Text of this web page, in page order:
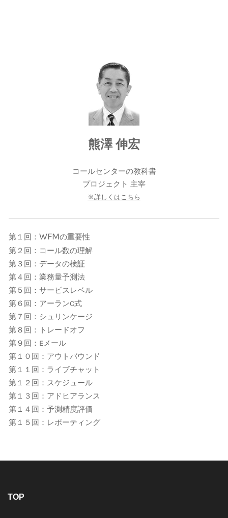
熊澤 伸宏
コールセンターの教科書
​プロジェクト 主宰
※詳しくはこちら
第１回： WFMの重要性
第２回：コール数の理解
第３回：データの検証
第４回：業務量予測法
第５回：サービスレベル
第６回：アーランC式
第７回：シュリンケージ
第８回：トレードオフ
第９回：Eメール
第１０回：アウトバウンド
第１１回：ライブチャット
第１２回：スケジュール
第１３回：アドヒアランス
第１４回：予測精度評価
第１５回：レポーティング
TOP